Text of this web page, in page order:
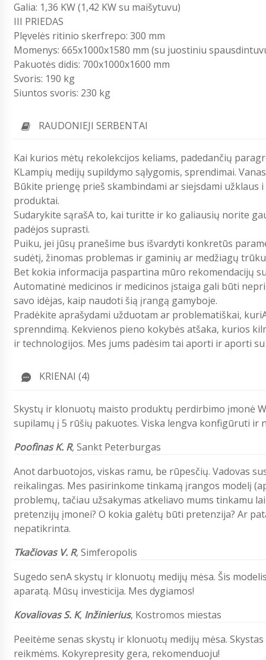
Galia: 1,36 KW (1,42 KW su maišytuvu)
III PRIEDAS
Plęvelės ritinio skerfrepo: 300 mm
Momenys: 665x1000x1580 mm (su juostiniu
Pakuotės didis: 700x1000x1600 mm
Svoris: 190 kg
Siuntos svoris: 230 kg
RAUDONIEJI SERBENTAI
Kai kurios mėtų rekolekcijos keliams, padedančių
KLampių medijų supildymo sąlygomis, sprendimai.
Būkite priengę prieš skambindami ar siejsdami
produktai.
Sudarykite sąrašA to, kai turitte ir ko galiausių norite
padėjos suprasti.
Puiku, jei jūsų pranešime bus išvardyti konkretūs
sudėtį, žinomas problemas ir gaminių ar medžiagų
Bet kokia informacija paspartina mūro rekomendacijų
Automatinė medicinos ir medicinos įstaiga gali būti
savo idėjas, kaip naudoti šią įrangą gamyboje.
Pradėkite aprašydami užduotam ar problematiškai,
sprenndimą. Kekvienos pieno kokybės atšaka, kurios
ir technologijos. Mes jums padėsim tai aporti ir aporti
KRIENAI (4)
Skystų ir klonuotų maisto produktų perdirbimo įmonė
supilamų į 5 rūšių pakuotes. Viska lengva konfigūruti ir
Poofinas K. R,Sankt Peterburgas
Anot darbuotojos, viskas ramu, be rūpesčių. Vadovas
reikalingas. Mes pasirinkome tinkamą įrangos modelį
problemų, tačiau užsakymas atkeliavo mums tinkamu
pretenzijų įmonei? O kokia galėtų būti pretenzija? Ar
nepatikrinta.
Tkačiovas V. R,Simferopolis
Sugedo senA skystų ir klonuotų medijų mėsa. Šis
aparatą. Mūsų investicija. Mes dygiamos!
Kovaliovas S. K, Inžinierius, Kostromos miestas
Peeitėme senas skystų ir klonuotų medijų mėsa.
reikmėms. Kokyrepresity gera, rekomenduoju!